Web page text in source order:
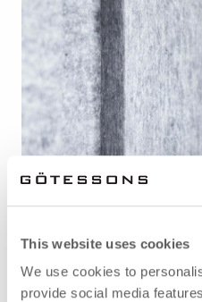
This website uses cookies
We use cookies to
provide social media
Kärnmaterial ECOSUND
Övriga Material